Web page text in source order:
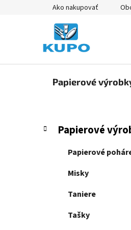
Ako nakupovať
Papierové
B
Preskočiť
kategórie
K
a
Papierové
Papierové
Misky
Taniere
Tašky